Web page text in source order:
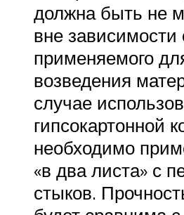
должна быть не
вне зависимости
применяемого
возведения
случае
гипсокартонной
необходимо
«в два листа» с
стыков.